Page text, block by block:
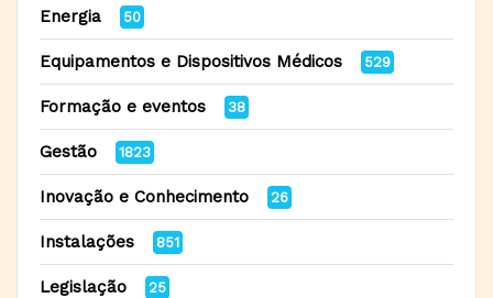
Energia 50
Equipamentos e Dispositivos Médicos 529
Formação e eventos 38
Gestão 1823
Inovação e Conhecimento 26
Instalações 851
Legislação 25